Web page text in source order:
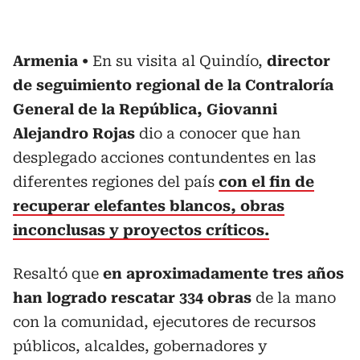
Armenia En su visita al Quindío, director
de seguimiento regional de la Contraloría
General de la República, Giovanni
Alejandro Rojas dio a conocer que han
desplegado acciones contundentes en las
diferentes regiones del país con el fin de
recuperar elefantes blancos, obras
inconclusas y proyectos críticos.
Resaltó que en aproximadamente tres años
han logrado rescatar 334 obras de la mano
con la comunidad, ejecutores de recursos
públicos, alcaldes, gobernadores y